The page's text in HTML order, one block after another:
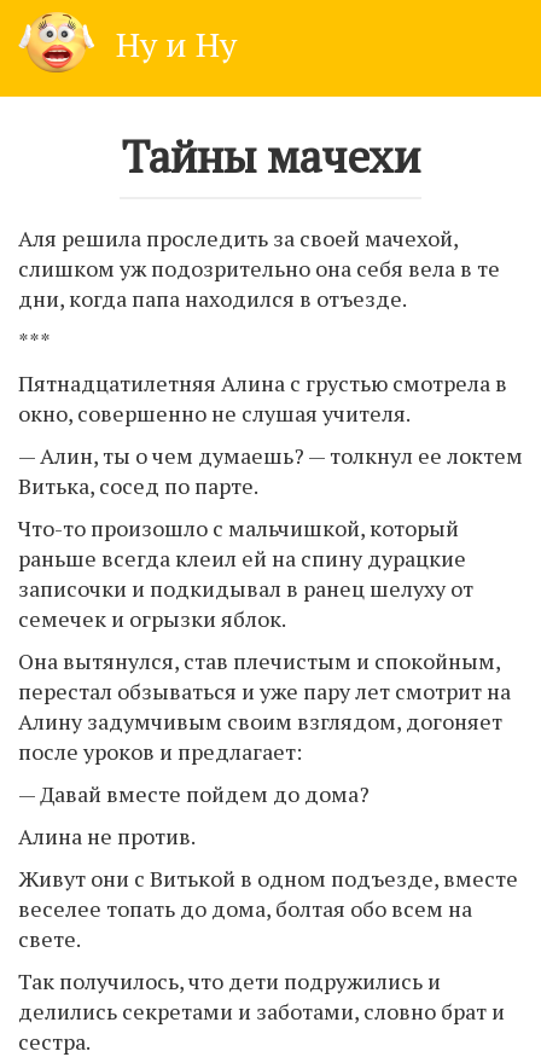
content
Ну и Ну
Тайны мачехи
Аля решила проследить за своей мачехой,
слишком уж подозрительно она себя вела в те
дни, когда папа находился в отъезде.
***
Пятнадцатилетняя Алина с грустью смотрела в
окно, совершенно не слушая учителя.
— Алин, ты о чем думаешь? — толкнул ее локтем
Витька, сосед по парте.
Что-то произошло с мальчишкой, который
раньше всегда клеил ей на спину дурацкие
записочки и подкидывал в ранец шелуху от
семечек и огрызки яблок.
Она вытянулся, став плечистым и спокойным,
перестал обзываться и уже пару лет смотрит на
Алину задумчивым своим взглядом, догоняет
после уроков и предлагает:
— Давай вместе пойдем до дома?
Алина не против.
Живут они с Витькой в одном подъезде, вместе
веселее топать до дома, болтая обо всем на
свете.
Так получилось, что дети подружились и
делились секретами и заботами, словно брат и
сестра.